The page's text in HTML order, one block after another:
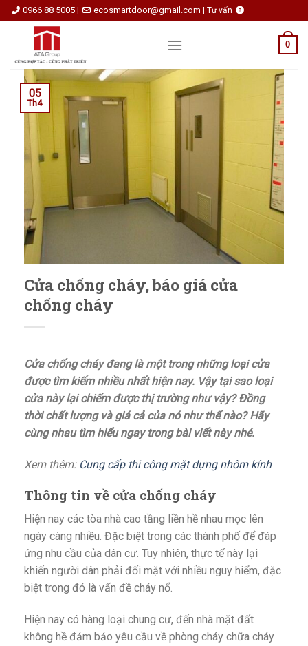
Skip
to
0966 88 5005 | ecosmartdoor@gmail.com | Tư vấn
0
Cửa chống cháy, báo giá cửa
chống cháy
05
Th4
Cửa chống cháy đang là một trong những loại cửa
được tìm kiếm nhiều nhất hiện nay. Vậy tại sao loại
cửa này lại chiếm được thị trường như vậy? Đồng
thời chất lượng và giá cả của nó như thế nào? Hãy
cùng nhau tìm hiểu ngay trong bài viết này nhé.
Xem thêm: Cung cấp thi công mặt dựng nhôm kính
Thông tin về cửa chống cháy
Hiện nay các tòa nhà cao tầng liền hề nhau mọc lên
ngày càng nhiều. Đặc biệt trong các thành phố để đáp
ứng nhu cầu của dân cư. Tuy nhiên, thực tế này lại
khiến người dân phải đối mặt với nhiều nguy hiểm, đặc
biệt trong đó là vấn đề cháy nổ.
Hiện nay có hàng loại chung cư, đến nhà mặt đất
không hề đảm bảo yêu cầu về phòng cháy chữa cháy